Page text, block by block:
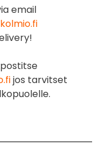
email
jos tarvitset